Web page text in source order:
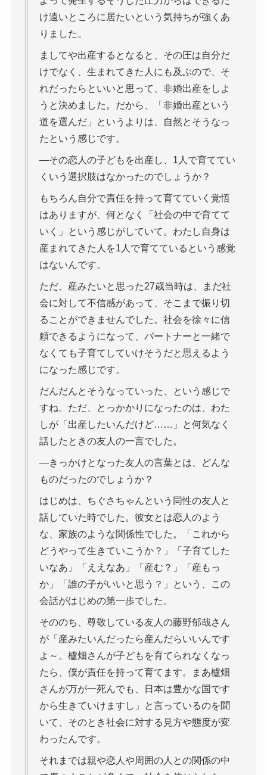
け遠いところに居たいという気持ちが強くあ
りました。
ましてや出産するとなると、その圧は自分だ
けでなく、生まれてきた人にも及ぶので、そ
れだったらといいと思って、非婚出産をしよ
うと決めました。だから、「非婚出産という
道を選んだ」というよりは、自然とそうなっ
たという感じです。
―その恋人の子どもを出産し、1人で育ててい
くいう選択肢はなかったのでしょうか？
もちろん自分で責任を持って育てていく覚悟
はありますが、何となく「社会の中で育てて
いく」という感じがしていて。わたし自身は
産まれてきた人を1人で育てているという感覚
はないんです。
ただ、産みたいと思った27歳当時は、まだ社
会に対して不信感があって、そこまで振り切
ることができませんでした。社会を徐々に信
頼できるようになって、パートナーと一緒で
なくても子育てしていけそうだと思えるよう
になった感じです。
だんだんとそうなっていった、という感じで
すね。ただ、とっかかりになったのは、わた
しが「出産したいんだけど……」と何気なく
話したときの友人の一言でした。
―きっかけとなった友人の言葉とは、どんな
ものだったのでしょうか？
はじめは、ちぐさちゃんという同性の友人と
話していた時でした。彼女とは恋人のよう
な、家族のような関係性でした。「これから
どうやって生きていこうか？」「子育てした
いなあ」「ええなあ」「産む？」「産もっ
か」「誰の子がいいと思う？」という、この
会話がはじめの第一歩でした。
そののち、尊敬している友人の藤野郁哉さん
が「産みたいんだったら産んだらいいんです
よ～。櫨畑さんが子どもを育てられなくなっ
たら、僕が責任を持って育てます。まあ櫨畑
さんが万が一死んでも、日本は豊かな国です
から生きていけますし」と言っているのを聞
いて、そのとき社会に対する見方や態度が変
わったんです。
それまでは親や恋人や周囲の人との関係の中